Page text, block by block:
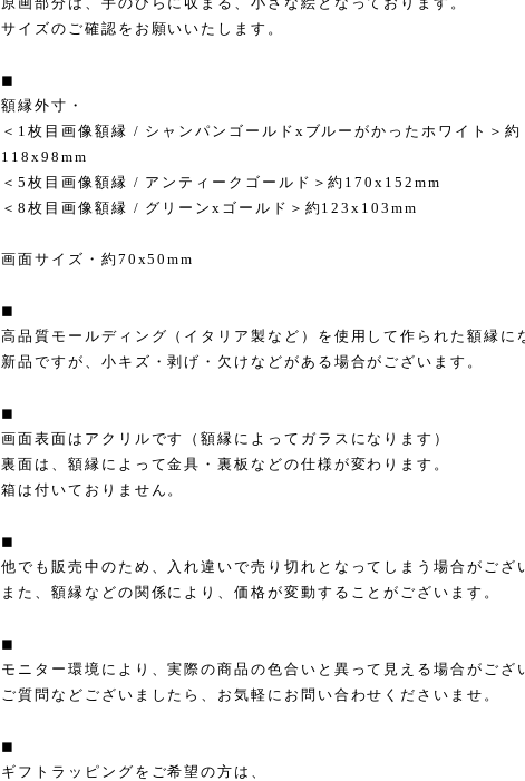
サイズのご確認をお願いいたします。
◼︎
額縁外寸・
＜1枚目画像額縁 / シャンパンゴールドxブルーがかったホワイト＞約
118x98mm
＜5枚目画像額縁 / アンティークゴールド＞約170x152mm
＜8枚目画像額縁 / グリーンxゴールド＞約123x103mm
画面サイズ・約70x50mm
◼︎
高品質モールディング（イタリア製など）を使用して作られた額縁に
新品ですが、小キズ・剥げ・欠けなどがある場合がございます。
◼︎
画面表面はアクリルです（額縁によってガラスになります）
裏面は、額縁によって金具・裏板などの仕様が変わります。
箱は付いておりません。
◼︎
他でも販売中のため、入れ違いで売り切れとなってしまう場合がござ
また、額縁などの関係により、価格が変動することがございます。
◼︎
モニター環境により、実際の商品の色合いと異って見える場合がござ
ご質問などございましたら、お気軽にお問い合わせくださいませ。
◼︎
ギフトラッピングをご希望の方は、